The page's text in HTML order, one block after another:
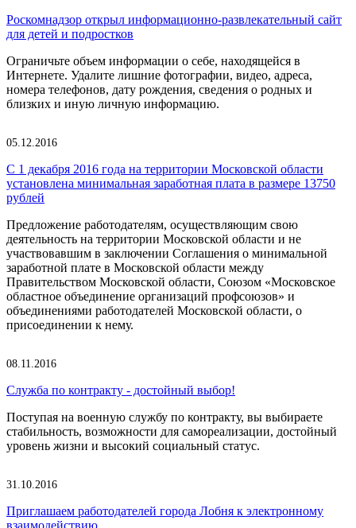
Роскомнадзор открыл информационно-развлекательный сайт
для детей и подростков
Ограничьте объем информации о себе, находящейся в
Интернете. Удалите лишние фотографии, видео, адреса,
номера телефонов, дату рождения, сведения о родных и
близких и иную личную информацию.
05.12.2016
С 1 декабря 2016 года на территории Московской области
установлена минимальная заработная плата в размере 13750
рублей
Предложение работодателям, осуществляющим свою
деятельность на территории Московской области и не
участвовавшим в заключении Соглашения о минимальной
заработной плате в Московской области между
Правительством Московской области, Союзом «Московское
областное объединение организаций профсоюзов» и
объединениями работодателей Московской области, о
присоединении к нему.
08.11.2016
Служба по контракту - достойный выбор!
Поступая на военную службу по контракту, вы выбираете
стабильность, возможности для самореализации, достойный
уровень жизни и высокий социальный статус.
31.10.2016
Приглашаем работодателей города Лобня к электронному
взаимодействию